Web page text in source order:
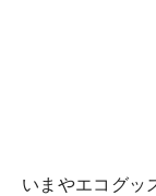
いまやエコグッ